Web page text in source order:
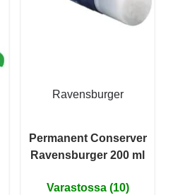
Ravensburger
Permanent Conserver
Ravensburger 200 ml
Varastossa (10)